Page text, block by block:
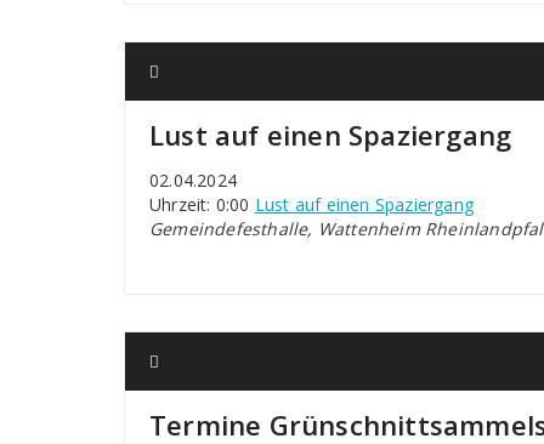
Lust auf einen Spaziergang
02.04.2024
Uhrzeit: 0:00 Lust auf einen Spaziergang
Gemeindefesthalle, Wattenheim
Termine